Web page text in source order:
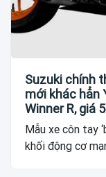
Suzuki chính
mới khác hẳn
Winner R, giá
Mẫu xe côn tay
khối động cơ